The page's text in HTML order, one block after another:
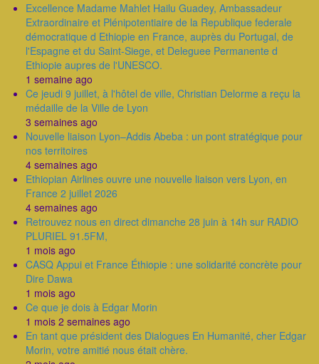
Excellence Madame Mahlet Hailu Guadey, Ambassadeur
Extraordinaire et Plénipotentiaire de la Republique federale
démocratique d Ethiopie en France, auprès du Portugal, de
l'Espagne et du Saint-Siege, et Deleguee Permanente d
Ethiopie aupres de l'UNESCO.
1 semaine ago
Ce jeudi 9 juillet, à l'hôtel de ville, Christian Delorme a reçu la
médaille de la Ville de Lyon
3 semaines ago
Nouvelle liaison Lyon–Addis Abeba : un pont stratégique pour
nos territoires
4 semaines ago
Ethiopian Airlines ouvre une nouvelle liaison vers Lyon, en
France 2 juillet 2026
4 semaines ago
Retrouvez nous en direct dimanche 28 juin à 14h sur RADIO
PLURIEL 91.5FM,
1 mois ago
CASQ Appui et France Éthiopie : une solidarité concrète pour
Dire Dawa
1 mois ago
Ce que je dois à Edgar Morin
1 mois 2 semaines ago
En tant que président des Dialogues En Humanité, cher Edgar
Morin, votre amitié nous était chère.